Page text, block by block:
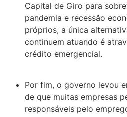
Capital de Giro para
pandemia e recessão
próprios, a única
continuem atuando é
crédito emergencial.
Por fim, o governo levou
de que muitas empresas
responsáveis pelo